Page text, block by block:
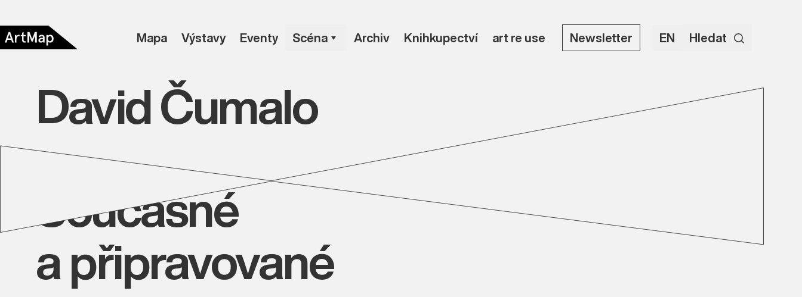
Mapa Výstavy Eventy Scéna Archiv Knihkupectví art re use Newsletter EN Hledat
David Čumalo
Současné
a připravované